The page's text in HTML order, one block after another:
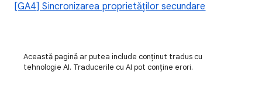
[GA4] Sincronizarea proprietăților secundare
Această pagină ar putea include conținut tradus cu
tehnologie AI. Traducerile cu AI pot conține erori.